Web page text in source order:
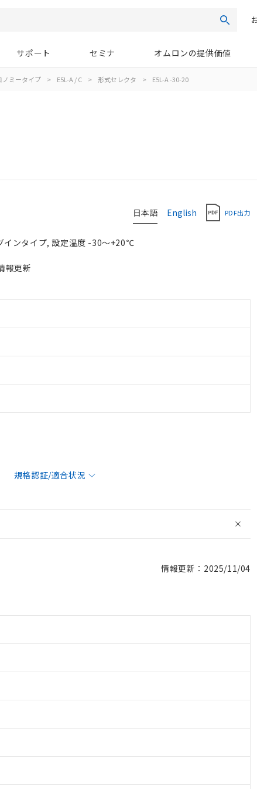
検索
サポート セミナ オムロンの提供価値
ノミータイプ > E5L-A / C > 形式セレクタ > E5L-A -30-20
日本語 English PDF出力
インタイプ, 設定温度 -30～+20℃
報更新
規格認証/適合状況
情報更新：2025/11/04